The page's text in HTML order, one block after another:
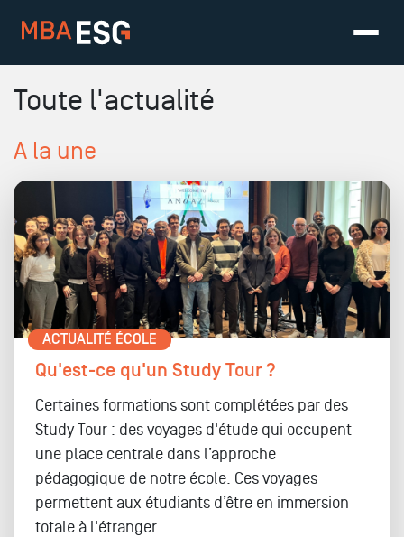
Toute l'actualité
A la une
ACTUALITÉ ÉCOLE
Qu'est-ce qu'un Study Tour ?
Certaines formations sont complétées par des
Study Tour : des voyages d'étude qui occupent
une place centrale dans l’approche
pédagogique de notre école. Ces voyages
permettent aux étudiants d’être en immersion
totale à l'étranger...